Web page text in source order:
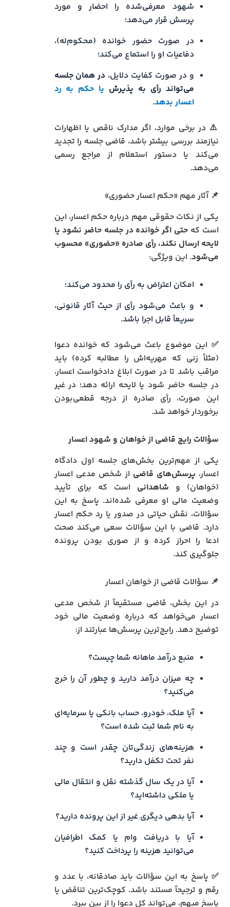
شهود معرفی‌شده را احضار و مورد
پرسش قرار می‌دهد؛
در صورت حضور خوانده (محکوم‌له)،
دفاعیات او را استماع می‌کند؛
و در صورت کفایت دلایل، در همان جلسه
می‌تواند رأی به پذیرش یا حکم به رد
اعسار بدهد.
⚠️ در برخی موارد، اگر مدارک ناقص یا اظهارات
نیازمند بررسی بیشتر باشد، قاضی جلسه را تجدید
می‌کند یا دستور استعلام از مراجع رسمی
می‌دهد.
📌 آثار مهم «حکم اعسار حضوری»
یکی از نکات حقوقی مهم درباره حکم اعسار، این
است که حتی اگر خوانده در جلسه حاضر نشود یا
لایحه ارسال نکند، رأی صادره «حضوری» محسوب
می‌شود. این ویژگی:
امکان اعتراض به رأی را محدود می‌کند؛
و باعث می‌شود رأی از حیث آثار قانونی،
سریعاً قابل اجرا باشد.
✅ این موضوع باعث می‌شود که خوانده دعوا
(مثلاً زنی که مهریه‌اش را مطالبه کرده) باید
مراقب باشد تا در صورت ابلاغ دادخواست اعسار،
در جلسه حاضر شود یا لایحه ارائه دهد؛ در غیر
این صورت، رأی صادره از درجه قطعی‌بودن
برخوردار خواهد شد.
سؤالات رایج قاضی از خواهان و شهود اعسار
یکی از مهم‌ترین بخش‌های جلسه اول دادگاه
اعسار، پرسش‌های قاضی از شخص مدعی اعسار
(خواهان) و شاهدانی است که برای تأیید
وضعیت مالی او معرفی شده‌اند. پاسخ به این
سؤالات، نقش حیاتی در صدور یا رد حکم اعسار
دارد. قاضی با این سؤالات سعی می‌کند صحت
ادعا را احراز کرده و از صوری بودن پرونده
جلوگیری کند.
📌 سؤالات قاضی از خواهان اعسار
در این بخش، قاضی مستقیماً از شخص مدعی
اعسار می‌خواهد که درباره وضعیت مالی خود
توضیح دهد. رایج‌ترین پرسش‌ها عبارتند از:
منبع درآمد ماهانه شما چیست؟
چه میزان درآمد دارید و چطور آن را خرج
می‌کنید؟
آیا ملک، خودرو، حساب بانکی یا سرمایه‌ای
به نام شما ثبت شده است؟
هزینه‌های زندگی‌تان چقدر است و چند
نفر تحت تکفل دارید؟
آیا در یک سال گذشته نقل‌ و انتقال مالی
یا ملکی داشته‌اید؟
آیا بدهی دیگری غیر از این پرونده دارید؟
آیا با دریافت وام یا کمک اطرافیان
می‌توانید هزینه را پرداخت کنید؟
✅ پاسخ به این سؤالات باید صادقانه، با عدد و
رقم و ترجیحاً مستند باشد. کوچک‌ترین تناقض یا
پاسخ مبهم، می‌تواند کل دعوا را از بین ببرد.